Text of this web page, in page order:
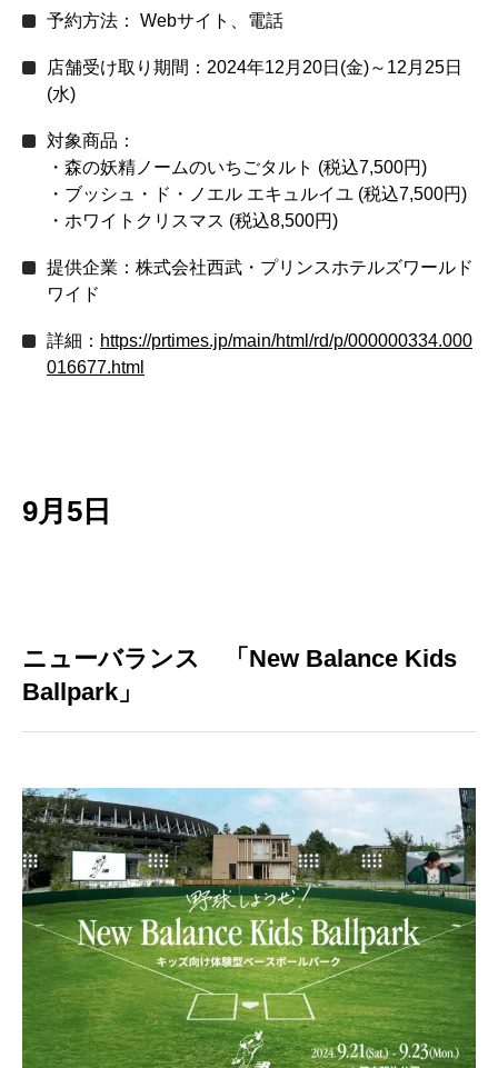
予約方法： Webサイト、電話
店舗受け取り期間：2024年12月20日(金)～12月25日
(水)
対象商品：
・森の妖精ノームのいちごタルト (税込7,500円)
・ブッシュ・ド・ノエル エキュルイユ (税込7,500円)
・ホワイトクリスマス (税込8,500円)
提供企業：株式会社西武・プリンスホテルズワールド
ワイド
詳細： https://prtimes.jp/main/html/rd/p/000000334.000
016677.html
9月5日
ニューバランス 「New Balance Kids
Ballpark」